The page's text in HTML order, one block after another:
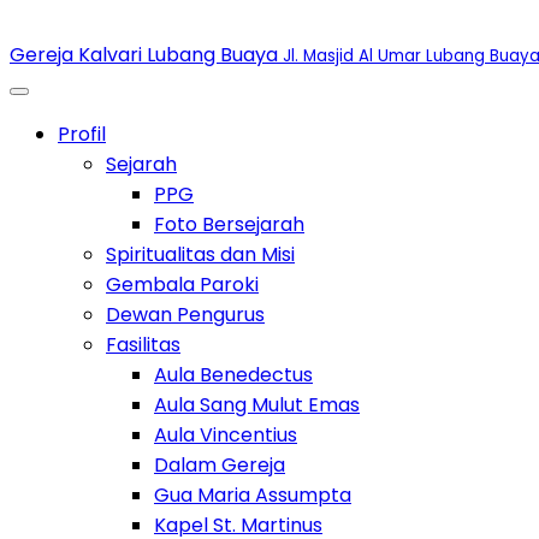
Gereja Kalvari Lubang Buaya Jl. Masjid Al Umar Lubang Buaya
Toggle Dropdown
Profil
Toggle Dropdown
Sejarah
PPG
Foto Bersejarah
Spiritualitas dan Misi
Gembala Paroki
Dewan Pengurus
Toggle Dropdown
Fasilitas
Aula Benedectus
Aula Sang Mulut Emas
Aula Vincentius
Dalam Gereja
Gua Maria Assumpta
Kapel St. Martinus